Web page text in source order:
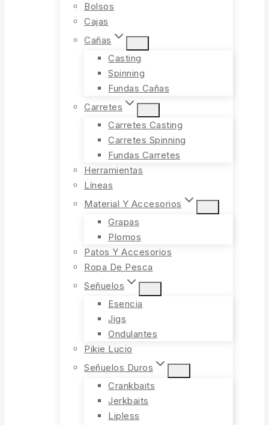
Bolsos
Cajas
Cañas
Casting
Spinning
Fundas Cañas
Carretes
Carretes Casting
Carretes Spinning
Fundas Carretes
Herramientas
Líneas
Material Y Accesorios
Grapas
Plomos
Patos Y Accesorios
Ropa De Pesca
Señuelos
Esencia
Jigs
Ondulantes
Pikie Lucio
Señuelos Duros
Crankbaits
Jerkbaits
Lipless